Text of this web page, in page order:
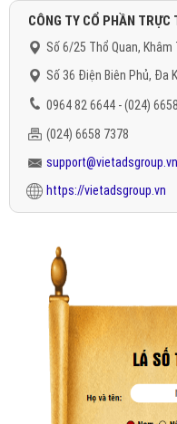
CÔNG TY CỔ PHẦN TRỰC
Số 6/25 Thổ Quan,
Số 36 Điện Biên Phủ, Đa
0964 82 6644 - (024)
(024) 6658 7378
support@vietadsgroup.vn
https://vietadsgroup.vn